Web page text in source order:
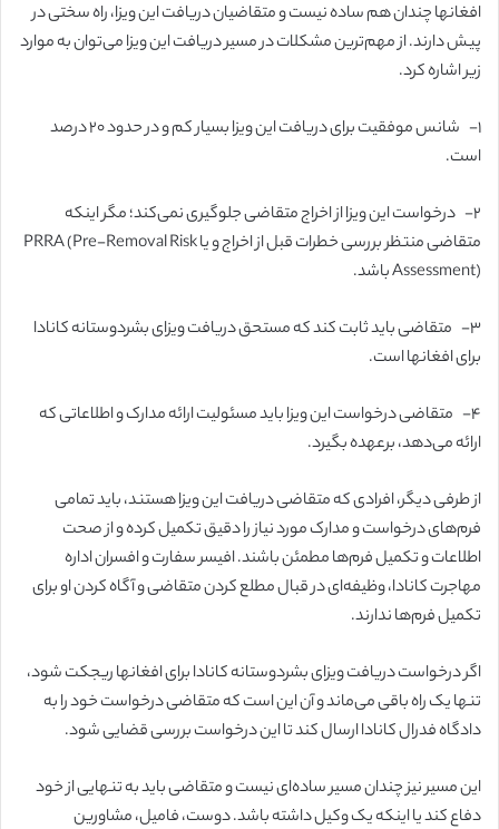
افغانها چندان هم ساده نیست و متقاضیان دریافت این ویزا، راه سختی در
پیش دارند. از مهم‌ترین مشکلات در مسیر دریافت این ویزا می‌توان به موارد
زیر اشاره کرد.
۱-
شانس موفقیت برای دریافت این ویزا بسیار کم و در حدود ۲۰ درصد
است.
۲-
درخواست این ویزا از اخراج متقاضی جلوگیری نمی‌کند؛ مگر اینکه
متقاضی منتظر بررسی خطرات قبل از اخراج و یا PRRA (Pre-Removal Risk
Assessment) باشد.
۳-
متقاضی باید ثابت کند که مستحق دریافت ویزای بشردوستانه کانادا
برای افغانها است.
۴-
متقاضی درخواست این ویزا باید مسئولیت ارائه مدارک و اطلاعاتی که
ارائه می‌دهد، برعهده بگیرد.
از طرفی دیگر، افرادی که متقاضی دریافت این ویزا هستند، باید تمامی
فرم‌های درخواست و مدارک مورد نیاز را دقیق تکمیل کرده و از صحت
اطلاعات و تکمیل فرم‌ها مطمئن باشند. افیسر سفارت و افسران اداره
مهاجرت کانادا، وظیفه‌ای در قبال مطلع کردن متقاضی و آگاه کردن او برای
تکمیل فرم‌ها ندارند.
اگر درخواست دریافت ویزای بشردوستانه کانادا برای افغانها ریجکت شود،
تنها یک راه باقی می‌ماند و آن این است که متقاضی درخواست خود را به
دادگاه فدرال کانادا ارسال کند تا این درخواست بررسی قضایی شود.
این مسیر نیز چندان مسیر ساده‌ای نیست و متقاضی باید به تنهایی از خود
دفاع کند یا اینکه یک وکیل داشته باشد. دوست، فامیل، مشاورین